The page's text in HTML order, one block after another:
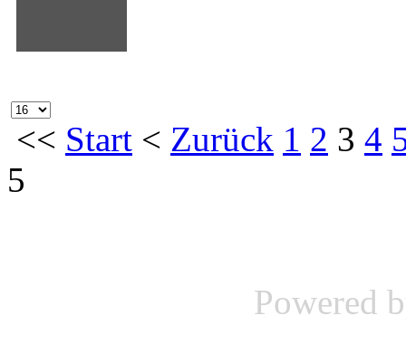
<< Start < Zurück 1 2 3 4
5
Powered